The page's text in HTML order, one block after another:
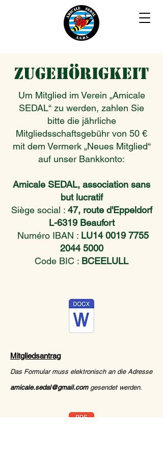
Zugehörigkeit
Um Mitglied im Verein „Amicale
SEDAL“ zu werden, zahlen Sie
bitte die jährliche
Mitgliedsschaftsgebühr von 50 €
mit dem Vermerk „Neues Mitglied“
auf unser Bankkonto:
Amicale SEDAL, association sans
but lucratif
Siège social : 47, route d'Eppeldorf
L-6319 Beaufort
Numéro IBAN : LU140019 7755
2044 5000
Code BIC : BCEELULL
Mitgliedsantrag
Das Formular muss elektronisch an die Adresse
amicale.sedal@gmail.comgesendet werden.